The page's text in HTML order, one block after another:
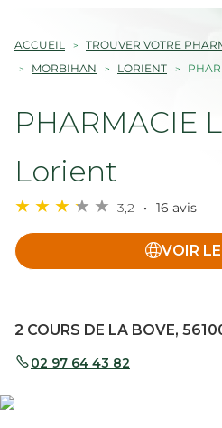
ACCUEIL TROUVER VOTRE
MORBIHAN
LORIENT
PHARMACIE
Lorient
3,2 16 avis
VOIR
2 COURS DE LA BOVE,
02 97 64 43 82